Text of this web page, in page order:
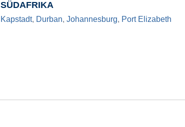
SÜDAFRIKA
Kapstadt, Durban,Johannesburg, Port Elizabeth